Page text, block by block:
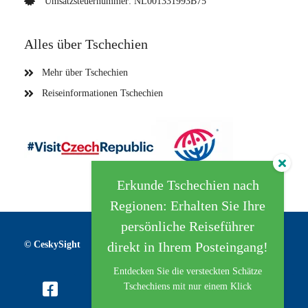
Alles über Tschechien
Mehr über Tschechien
Reiseinformationen Tschechien
© CeskySight
Erkunde Tschechien nach
Regionen: Erhalten Sie Ihre
persönliche Reiseführer
direkt in Ihrem Posteingang!
Entdecken Sie die versteckten Schätze
Tschechiens mit nur einem Klick